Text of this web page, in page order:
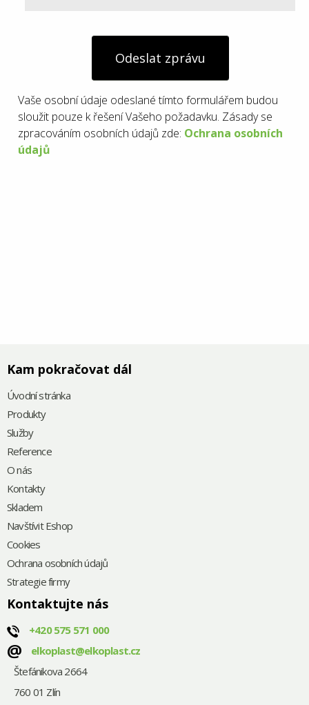
Odeslat zprávu
Vaše osobní údaje odeslané tímto formulářem budou
sloužit pouze k řešení Vašeho požadavku. Zásady se
zpracováním osobních údajů zde: Ochrana osobních
údajů
Kam pokračovat dál
Úvodní stránka
Produkty
Služby
Reference
O nás
Kontakty
Skladem
Navštívit Eshop
Cookies
Ochrana osobních údajů
Strategie firmy
Kontaktujte nás
+420575 571 000
@
elkoplast@elkoplast.cz
Štefánikova 2664
760 01 Zlín